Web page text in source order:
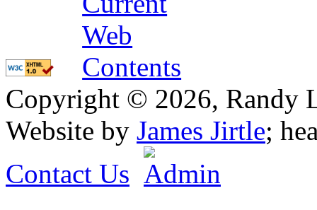
Copyright © 2026, Randy
Website by James Jirtle;
Contact Us